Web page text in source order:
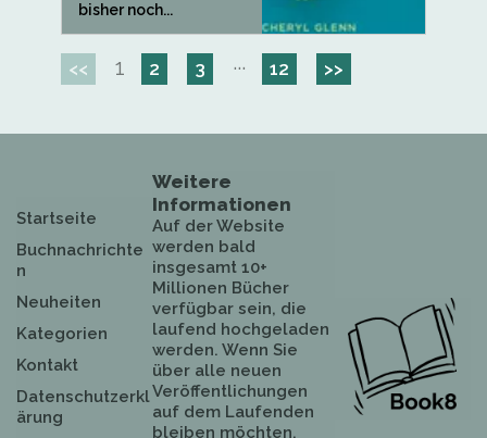
bisher noch...
<< 1 2 3 ··· 12 >>
Startseite
Buchnachrichte
n
Neuheiten
Kategorien
Kontakt
Datenschutzerkl
ärung
Weitere
Informationen
Auf der Website
werden bald
insgesamt 10+
Millionen Bücher
verfügbar sein, die
laufend hochgeladen
werden. Wenn Sie
über alle neuen
Veröffentlichungen
auf dem Laufenden
bleiben möchten,